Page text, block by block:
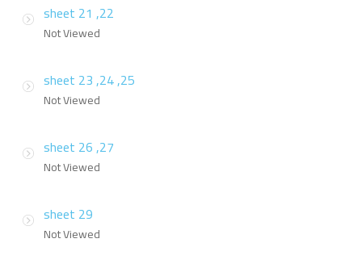
sheet 21 ,22
Not Viewed
sheet 23 ,24 ,25
Not Viewed
sheet 26 ,27
Not Viewed
sheet 29
Not Viewed